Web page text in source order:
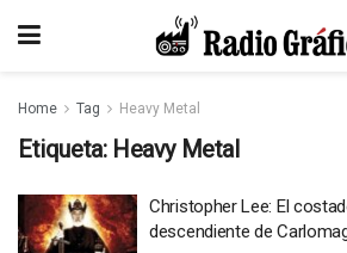
Home Tag Heavy Metal
Etiqueta: Heavy Metal
Christopher Lee: El
descendiente de